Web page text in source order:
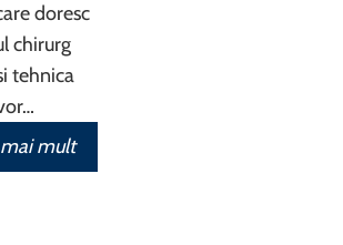
doresc
chirurg
tehnica
mult